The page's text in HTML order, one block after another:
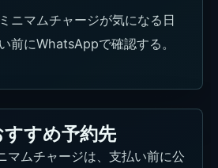
ニマムチャージが気になる日
前にWhatsAppで確認する。
すめ予約先
マムチャージは、支払い前に公